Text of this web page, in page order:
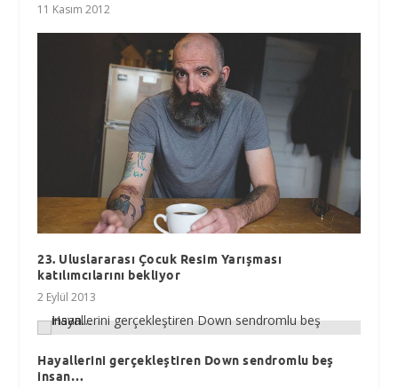
11 Kasım 2012
23. Uluslararası Çocuk Resim Yarışması
katılımcılarını bekliyor
2 Eylül 2013
Hayallerini gerçekleştiren Down sendromlu beş
insan…